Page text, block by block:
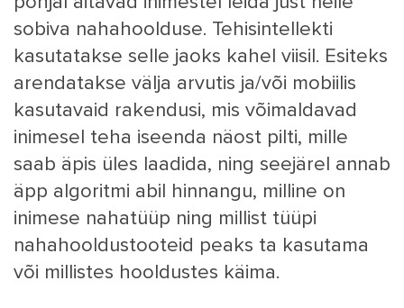
sobiva nahahoolduse. Tehisintellekti
kasutatakse selle jaoks kahel viisil. Esiteks
arendatakse välja arvutis ja/või mobiilis
kasutavaid rakendusi, mis võimaldavad
inimesel teha iseenda näost pilti, mille
saab äpis üles laadida, ning seejärel annab
äpp algoritmi abil hinnangu, milline on
inimese nahatüüp ning millist tüüpi
nahahooldustooteid peaks ta kasutama
või millistes hooldustes käima.